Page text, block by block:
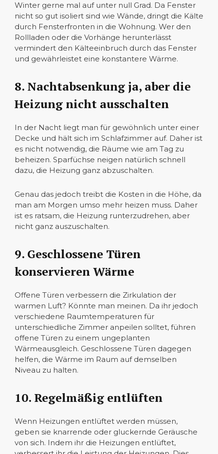
Winter gerne mal auf unter null Grad. Da Fenster
nicht so gut isoliert sind wie Wände, dringt die Kälte
durch Fensterfronten in die Wohnung. Wer den
Rollladen oder die Vorhänge herunterlässt
vermindert den Kälteeinbruch durch das Fenster
und gewährleistet eine konstantere Wärme.
8. Nachtabsenkung ja, aber die
Heizung nicht ausschalten
In der Nacht liegt man für gewöhnlich unter einer
Decke und hält sich im Schlafzimmer auf. Daher ist
es nicht notwendig, die Räume wie am Tag zu
beheizen. Sparfüchse neigen natürlich schnell
dazu, die Heizung ganz abzuschalten.
Genau das jedoch treibt die Kosten in die Höhe, da
man am Morgen umso mehr heizen muss. Daher
ist es ratsam, die Heizung runterzudrehen, aber
nicht ganz auszuschalten.
9. Geschlossene Türen
konservieren Wärme
Offene Türen verbessern die Zirkulation der
warmen Luft? Könnte man meinen. Da ihr jedoch
verschiedene Raumtemperaturen für
unterschiedliche Zimmer anpeilen solltet, führen
offene Türen zu einem ungeplanten
Wärmeausgleich. Geschlossene Türen dagegen
helfen, die Wärme im Raum auf demselben
Niveau zu halten.
10. Regelmäßig entlüften
Wenn Heizungen entlüftet werden müssen,
geben sie knarrende oder gluckernde Geräusche
von sich. Indem ihr die Heizungen entlüftet,